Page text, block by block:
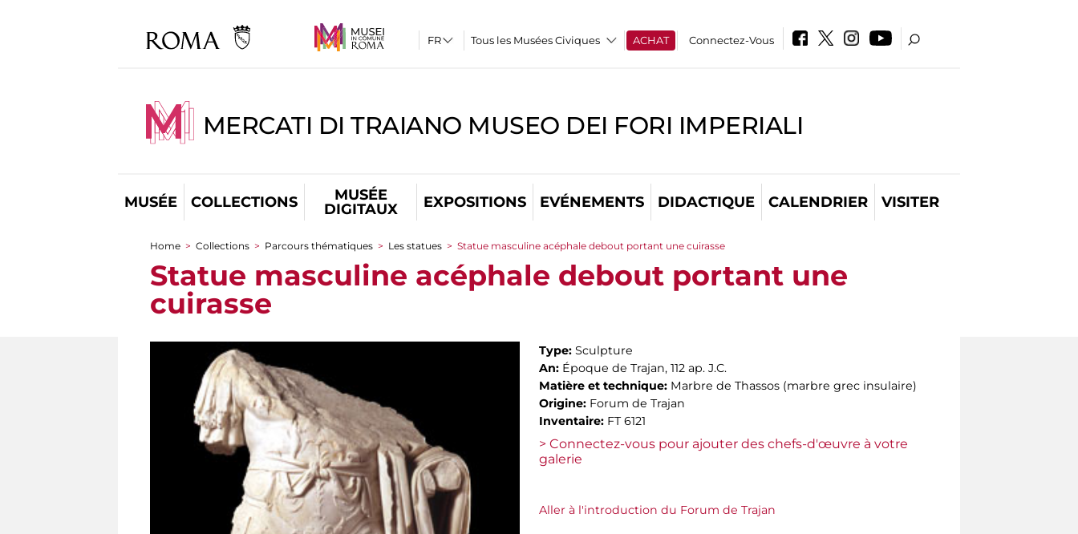
Tous les Musées Civiques ACHAT Connectez-Vous
MERCATI DI TRAIANO MUSEO DEI FORI IMPERIALI
MUSÉE COLLECTIONS
MUSÉE
DIGITAUX
EXPOSITIONS EVÉNEMENTS DIDACTIQUE CALENDRIER VISITER
You are here
Home > Collections > Parcours thématiques > Les statues > Statue masculine acéphale debout portant une cuirasse
Statue masculine acéphale debout portant une
cuirasse
Type: Sculpture
An: Époque de Trajan, 112 ap. J.C.
Matière et technique: Marbre de Thassos (marbre grec insulaire)
Origine: Forum de Trajan
Inventaire: FT 6121
> Connectez-vous pour ajouter des chefs-d'œuvre à votre
galerie
Aller à l'introduction du Forum de Trajan